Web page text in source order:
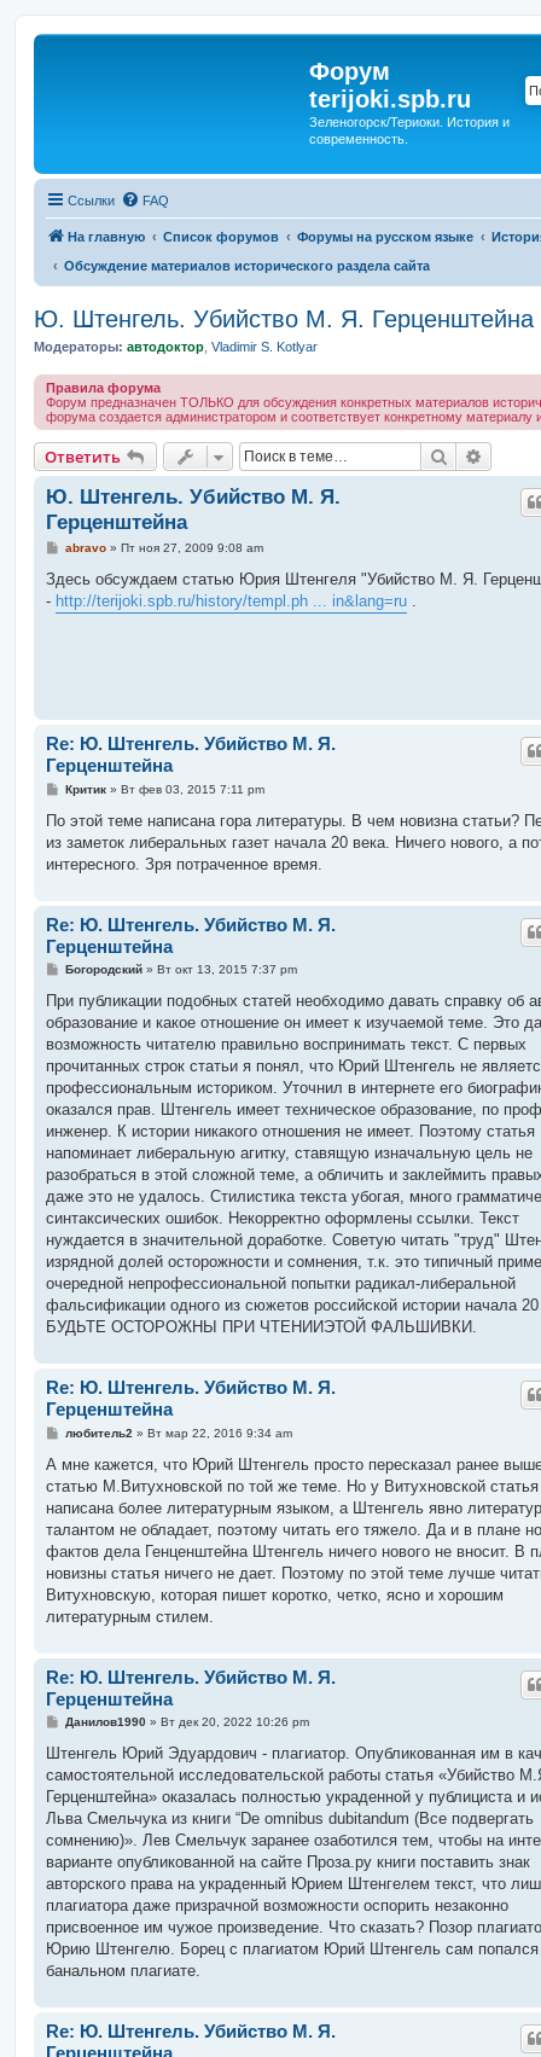
Форум
terijoki.spb.ru
Зеленогорск/Териоки. История и
современность.
Ссылки FAQ
На главную Список форумов Форумы на русском языке
Обсуждение материалов исторического раздела сайта
Ю. Штенгель. Убийство М. Я. Герценштейна
Модераторы: автодоктор Vladimir S. Kotlyar
Правила форума
Форум предназначен ТОЛЬКО для обсуждения конкретных материалов
форума создается администратором и соответствует конкретному материалу
Ответить Поиск
Ю. Штенгель. Убийство М. Я.
Герценштейна
С
о
б
щ
abravo» Пт ноя 27, 2009 9:08 am
Здесь обсуждаем статью Юрия Штенгеля "Убийство М. Я.
- http://terijoki.spb.ru/history/templ.ph ... in&lang=ru .
Re: Ю. Штенгель. Убийство М. Я.
Герценштейна
С
о
щ
е
е
Критик» Вт фев 03, 2015 7:11 pm
По этой теме написана гора литературы. В чем новизна статьи?
из заметок либеральных газет начала 20 века. Ничего нового, а
интересного. Зря потраченное время.
Re: Ю. Штенгель. Убийство М. Я.
Герценштейна
С
о
щ
е
и
е
Богородский» Вт окт 13, 2015 7:37 pm
При публикации подобных статей необходимо давать справку об
образование и какое отношение он имеет к изучаемой теме. Это
возможность читателю правильно воспринимать текст. С первых
прочитанных строк статьи я понял, что Юрий Штенгель не
профессиональным историком. Уточнил в интернете его
оказался прав. Штенгель имеет техническое образование, по
инженер. К истории никакого отношения не имеет. Поэтому статья
напоминает либеральную агитку, ставящую изначальную цель не
разобраться в этой сложной теме, а обличить и заклеймить
даже это не удалось. Стилистика текста убогая, много
синтаксических ошибок. Некорректно оформлены ссылки. Текст
нуждается в значительной доработке. Советую читать "труд"
изрядной долей осторожности и сомнения, т.к. это типичный
очередной непрофессиональной попытки радикал-либеральной
фальсификации одного из сюжетов российской истории начала 20
БУДЬТЕ ОСТОРОЖНЫ ПРИ ЧТЕНИИЭТОЙ ФАЛЬШИВКИ.
Re: Ю. Штенгель. Убийство М. Я.
Герценштейна
С
о
щ
е
и
е
любитель2 » Вт мар 22, 2016 9:34 am
А мне кажется, что Юрий Штенгель просто пересказал ранее
статью М.Витухновской по той же теме. Но у Витухновской статья
написана более литературным языком, а Штенгель явно
талантом не обладает, поэтому читать его тяжело. Да и в плане
фактов дела Генценштейна Штенгель ничего нового не вносит. В
новизны статья ничего не дает. Поэтому по этой теме лучше
Витухновскую, которая пишет коротко, четко, ясно и хорошим
литературным стилем.
Re: Ю. Штенгель. Убийство М. Я.
Герценштейна
С
о
щ
е
н
и
е
Данилов1990» Вт дек 20, 2022 10:26 pm
Штенгель Юрий Эдуардович - плагиатор. Опубликованная им в
самостоятельной исследовательской работы статья «Убийство
Герценштейна» оказалась полностью украденной у публициста и
Льва Смельчука из книги “De omnibus dubitandum (Все подвергать
сомнению)». Лев Смельчук заранее озаботился тем, чтобы на
варианте опубликованной на сайте Проза.ру книги поставить знак
авторского права на украденный Юрием Штенгелем текст, что
плагиатора даже призрачной возможности оспорить незаконно
присвоенное им чужое произведение. Что сказать? Позор
Юрию Штенгелю. Борец с плагиатом Юрий Штенгель сам попался
банальном плагиате.
Re: Ю. Штенгель. Убийство М. Я.
Герценштейна